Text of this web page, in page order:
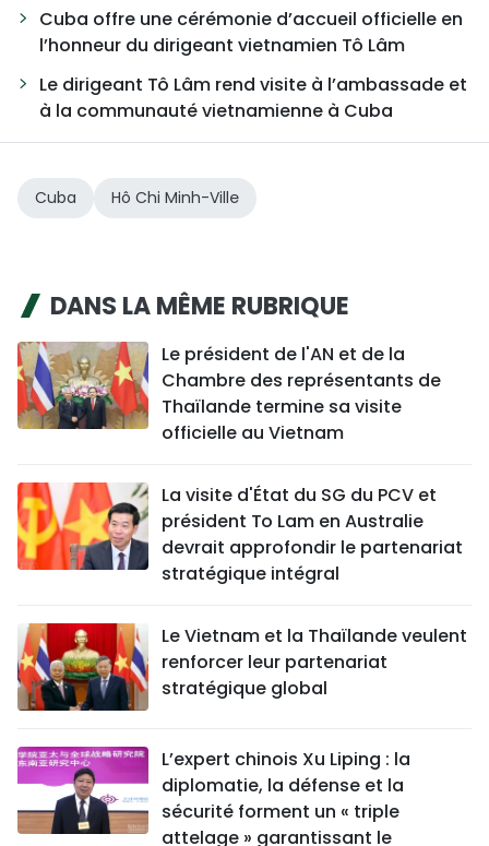
Cuba offre une cérémonie d’accueil officielle en
l’honneur du dirigeant vietnamien Tô Lâm
Le dirigeant Tô Lâm rend visite à l’ambassade et
à la communauté vietnamienne à Cuba
Cuba Hô Chi Minh-Ville
DANS LA MÊME RUBRIQUE
Le président de l'AN et de la
Chambre des représentants de
Thaïlande termine sa visite
officielle au Vietnam
La visite d'État du SG du PCV et
président To Lam en Australie
devrait approfondir le partenariat
stratégique intégral
Le Vietnam et la Thaïlande veulent
renforcer leur partenariat
stratégique global
L’expert chinois Xu Liping : la
diplomatie, la défense et la
sécurité forment un « triple
attelage » garantissant le